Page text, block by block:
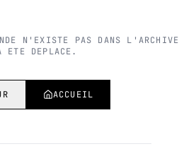
N'EXISTE PAS DANS L'ARCHIVE
ETE DEPLACE.
ACCUEIL